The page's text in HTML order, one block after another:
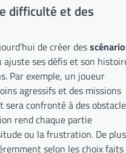
difficulté et des
de créer des
ajuste ses défis et son
Par exemple, un joueur
agressifs et des missions
sera confronté à des
rend chaque partie
ou la frustration. De
selon les choix faits